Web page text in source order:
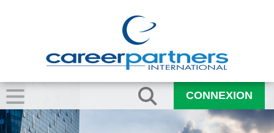
CONNEXION